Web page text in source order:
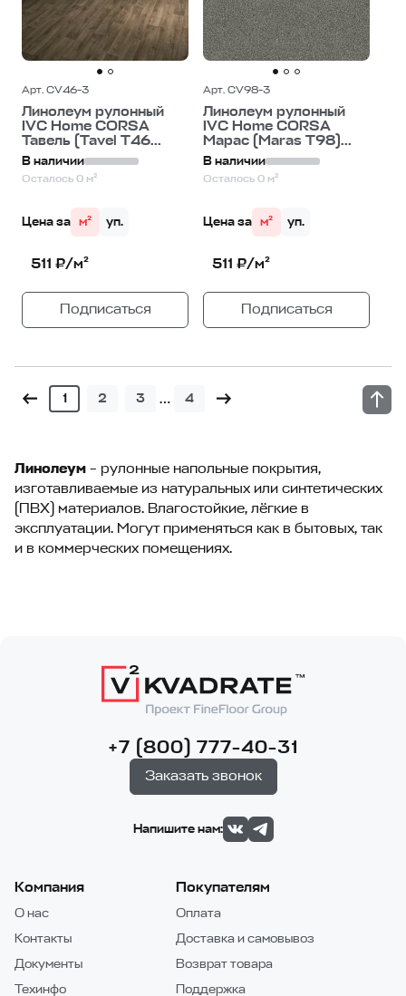
Арт. CV46-3
Линолеум рулонный
IVC Home CORSA
Тавель (Tavel T46...
В наличии
Осталось 0 м²
Цена за м² уп.
511 ₽/м²
Подписаться
Арт. CV98-3
Линолеум рулонный
IVC Home CORSA
Марас (Maras T98)...
В наличии
Осталось 0 м²
Цена за м² уп.
511 ₽/м²
Подписаться
1 2 3 … 4
Линолеум – рулонные напольные покрытия,
изготавливаемые из натуральных или синтетических
(ПВХ) материалов. Влагостойкие, лёгкие в
эксплуатации. Могут применяться как в бытовых, так
и в коммерческих помещениях.
+7 (800) 777-40-31
Заказать звонок
Напишите нам:
Компания
О нас
Контакты
Документы
Техинфо
Покупателям
Оплата
Доставка и самовывоз
Возврат товара
Поддержка